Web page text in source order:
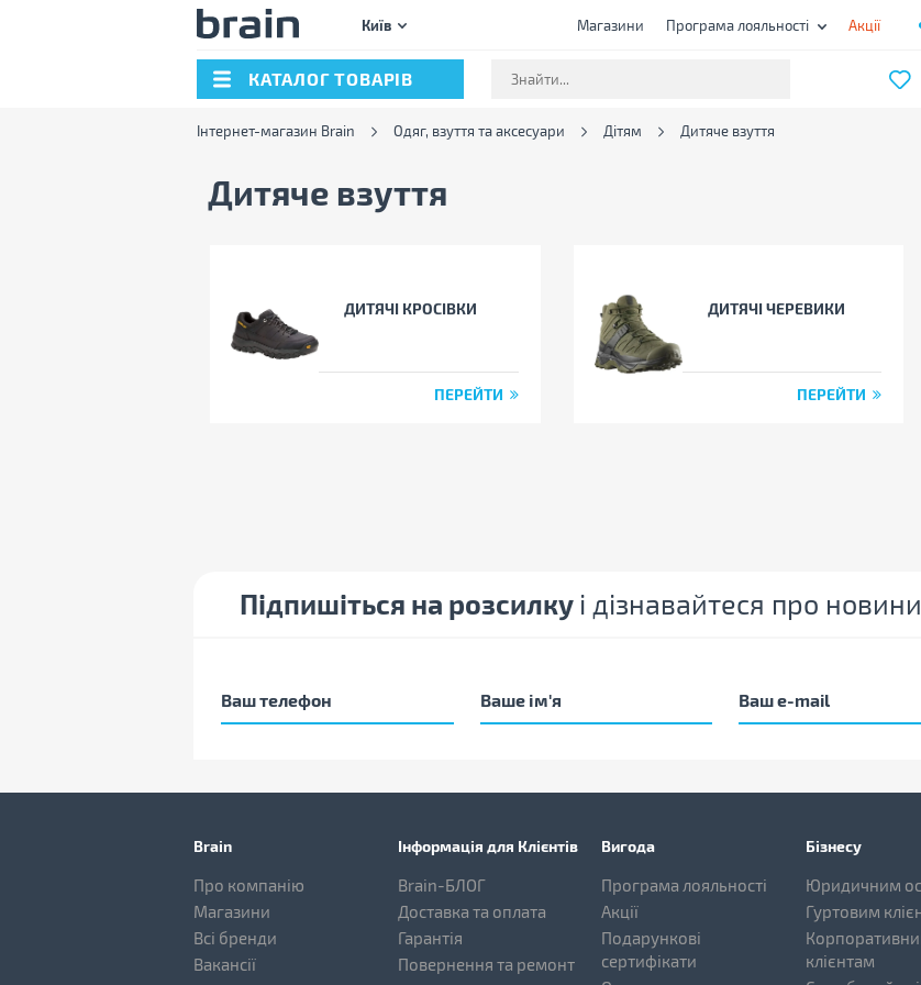
Київ Магазини Програма лояльності Акції
КАТАЛОГ ТОВАРІВ
Інтернет-магазин Brain Одяг, взуття та аксесуари Дітям Дитяче взуття
Дитяче взуття
ДИТЯЧІ КРОСІВКИ
ПЕРЕЙТИ
ДИТЯЧІ ЧЕРЕВИКИ
ПЕРЕЙТИ
Підпишіться на розсилку і дізнавайтеся про
Brain
Про компанію
Магазини
Всі бренди
Вакансії
Інформація для Клієнтів
Brain-БЛОГ
Доставка та оплата
Гарантія
Повернення та ремонт
Вигода
Програма лояльності
Акції
Подарункові
сертифікати
Бізнесу
Юридичним
Гуртовим
клієнтам